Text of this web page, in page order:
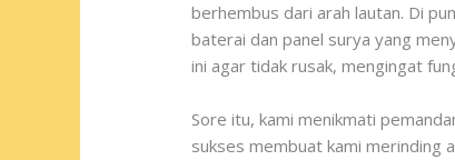
berhembus dari arah lautan. Di
baterai dan panel surya yang
ini agar tidak rusak, mengingat
Sore itu, kami menikmati
sukses membuat kami merinding